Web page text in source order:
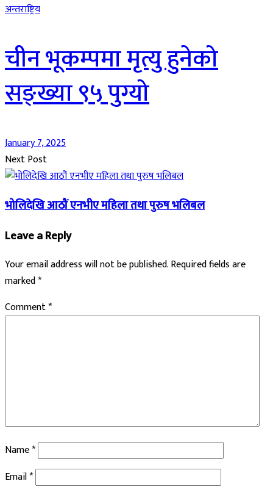
अन्तराष्ट्रिय
चीन भूकम्पमा मृत्यु हुनेको
सङ्ख्या ९५ पुग्यो
January 7, 2025
Next Post
भोलिदेखि आठौं एनभीए महिला तथा पुरुष भलिबल
Leave a Reply
Your email address will not be published.Required fields are
marked*
Comment*
Name*
Email*